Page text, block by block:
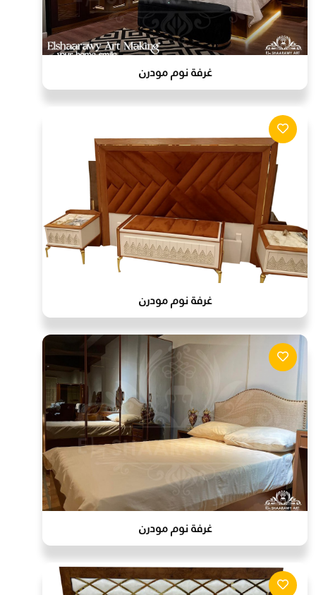
غرفة نوم مودرن
غرفة نوم مودرن
غرفة نوم مودرن